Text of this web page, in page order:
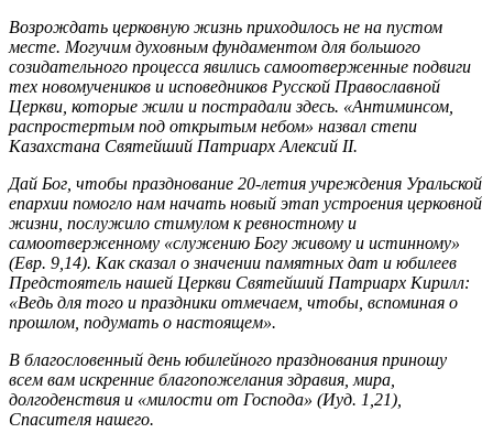
Возрождать церковную жизнь приходилось не на пустом
месте. Могучим духовным фундаментом для большого
созидательного процесса явились самоотверженные подвиги
тех новомучеников и исповедников Русской Православной
Церкви, которые жили и пострадали здесь. «Антиминсом,
распростертым под открытым небом» назвал степи
Казахстана Святейший Патриарх Алексий II.
Дай Бог, чтобы празднование 20-летия учреждения Уральской
епархии помогло нам начать новый этап устроения церковной
жизни, послужило стимулом к ревностному и
самоотверженному «служению Богу живому и истинному»
(Евр. 9,14). Как сказал о значении памятных дат и юбилеев
Предстоятель нашей Церкви Святейший Патриарх Кирилл:
«Ведь для того и праздники отмечаем, чтобы, вспоминая о
прошлом, подумать о настоящем».
В благословенный день юбилейного празднования приношу
всем вам искренние благопожелания здравия, мира,
долгоденствия и «милости от Господа» (Иуд. 1,21),
Спасителя нашего.